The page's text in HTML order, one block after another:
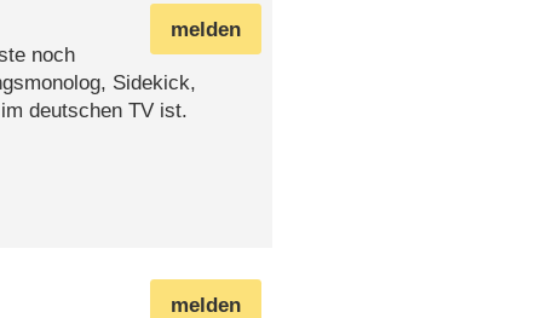
melden
noch
Sidekick,
deutschen TV ist.
melden